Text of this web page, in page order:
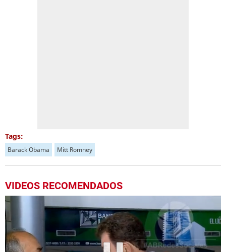
Tags:
Barack Obama Mitt Romney
VIDEOS RECOMENDADOS